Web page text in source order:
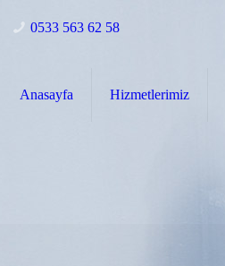
0533 563 62 58
Anasayfa Hizmetlerimiz